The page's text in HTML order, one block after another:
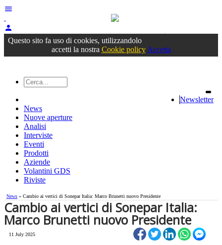
menu
person
Accedioppure registrati
Questo sito fa uso di cookies, utilizzandolo
accetti la nostra Cookie policy Accetta
Newsletter
News
Nuove aperture
Analisi
Interviste
Eventi
Prodotti
Aziende
Volantini GDS
Riviste
News » Cambio ai vertici di Sonepar Italia: Marco Brunetti nuovo Presidente
Cambio ai vertici di Sonepar Italia:
Marco Brunetti nuovo Presidente
11 July 2025